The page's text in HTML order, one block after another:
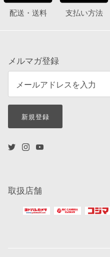
配送・送料 支払い方法
メルマガ登録
新規登録
取扱店舗